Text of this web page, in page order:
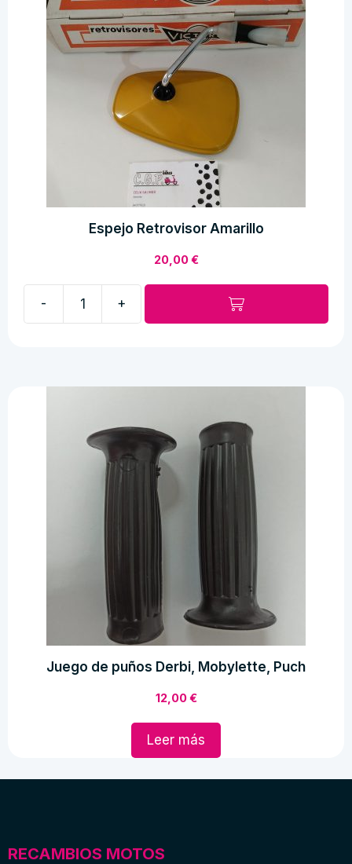
Espejo Retrovisor Amarillo
20,00€
- +
Juego de puños Derbi, Mobylette, Puch
12,00€
Leer más
RECAMBIOS MOTOS